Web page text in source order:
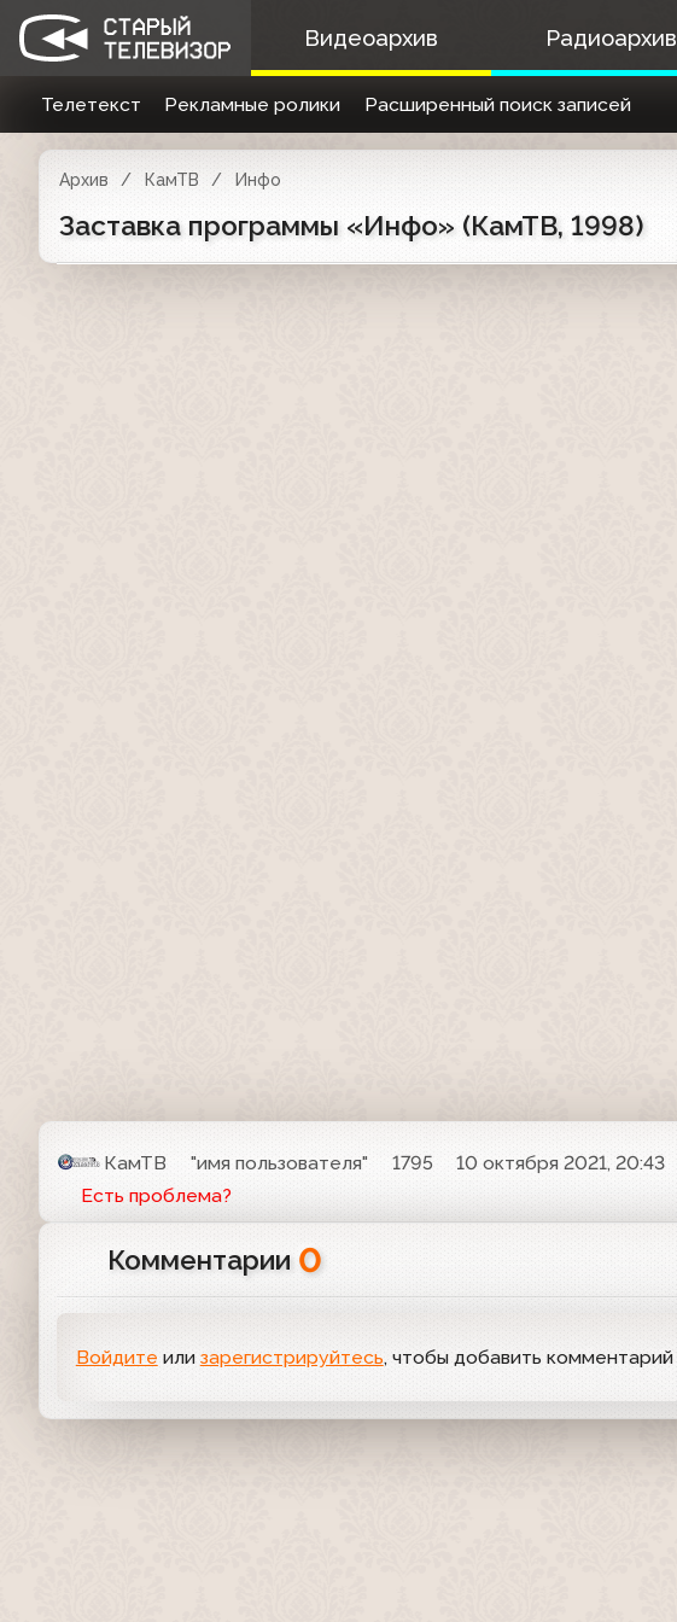
Видеоархив Радиоархив
Телетекст Рекламные ролики Расширенный поиск записей
Архив КамТВ Инфо
Заставка программы «Инфо» (КамТВ, 1998)
КамТВ "имя пользователя" 1795
10 октября 2021, 20:43
Есть проблема?
Комментарии 0
Войдите или зарегистрируйтесь, чтобы добавить комментарий